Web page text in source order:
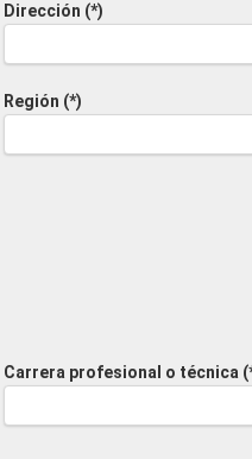
Dirección (*)
Región (*)
Carrera profesional o técnica